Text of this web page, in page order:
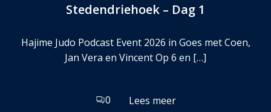
Stedendriehoek – Dag 1
Hajime Judo Podcast Event 2026 in Goes met Coen,
Jan Vera en Vincent Op 6 en […]
0 Lees meer